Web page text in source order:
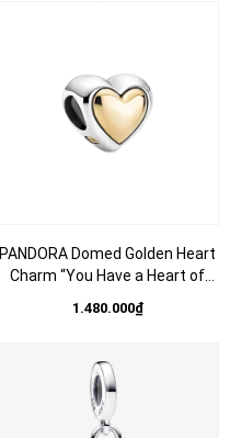
PANDORA Domed Golden Heart
Charm “You Have a Heart of
Hạt trang trí vòng tay hình trái
1.480.000₫